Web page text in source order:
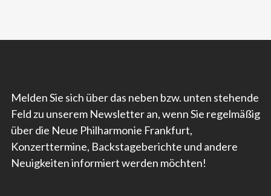
Melden Sie sich über das neben bzw. unten stehende
Feld zu unserem Newsletter an, wenn Sie regelmäßig
über die Neue Philharmonie Frankfurt,
Konzerttermine, Backstageberichte und andere
Neuigkeiten informiert werden möchten!